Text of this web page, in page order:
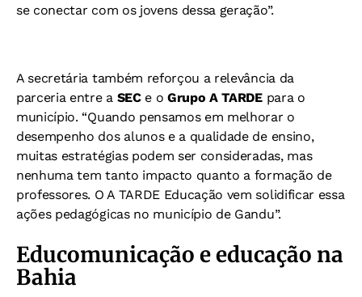
se conectar com os jovens dessa geração”.
A secretária também reforçou a relevância da
parceria entre a SECe oGrupo A TARDEpara o
município. “Quando pensamos em melhorar o
desempenho dos alunos e a qualidade de ensino,
muitas estratégias podem ser consideradas, mas
nenhuma tem tanto impacto quanto a formação de
professores. O A TARDE Educação vem solidificar essa
ações pedagógicas no município de Gandu”.
Educomunicação e educação na
Bahia